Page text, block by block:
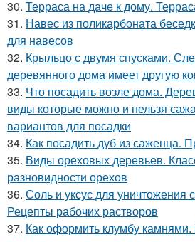
30. Терраса на даче к дому.
31. Навес из поликарбоната
для навесов
32. Крыльцо с двумя спусками.
деревянного дома имеет другую
33. Что посадить возле дома.
виды которые можно и нельзя
вариантов для посадки
34. Как посадить дуб из саженца.
35. Виды ореховых деревьев.
разновидности орехов
36. Соль и уксус для уничтожения
Рецепты рабочих растворов
37. Как оформить клумбу